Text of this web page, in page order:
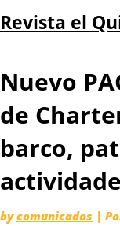
to
Revista el
Nuevo
de
barco,
bycomunicados |